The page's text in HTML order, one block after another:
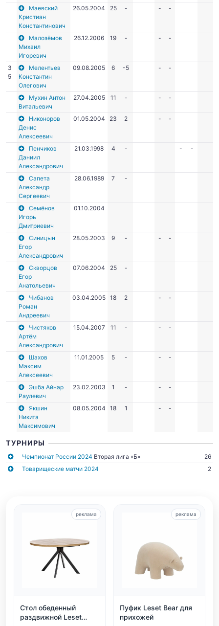
Маевский
Кристиан
Константинович
26.05.2004 25 - - -
Малозёмов
Михаил
Игоревич
26.12.2006 19 - - -
3
5
Мелентьев
Константин
Олегович
09.08.2005 6 -5 - -
Мухин Антон
Витальевич
27.04.2005 11 - - -
Никоноров
Денис
Алексеевич
01.05.2004 23 2 - -
Пенчиков
Даниил
Александрович
21.03.1998 4 - - -
Сапета
Александр
Сергеевич
28.06.1989 7 -
Семёнов
Игорь
Дмитриевич
01.10.2004
Синицын
Егор
Александрович
28.05.2003 9 - - -
Скворцов
Егор
Анатольевич
07.06.2004 25 -
Чибанов
Роман
Андреевич
03.04.2005 18 2 - -
Чистяков
Артём
Александрович
15.04.2007 11 - - -
Шахов
Максим
Алексеевич
11.01.2005 5 - - -
Эшба Айнар
Раулевич
23.02.2003 1 - - -
Якшин
Никита
Максимович
08.05.2004 18 1 - -
ТУРНИРЫ
Чемпионат России 2024 Вторая лига «Б»
26
Товарищеские матчи 2024
2
Стол обеденный
раздвижной Leset
реклама
Пуфик Leset Bear для
прихожей
реклама